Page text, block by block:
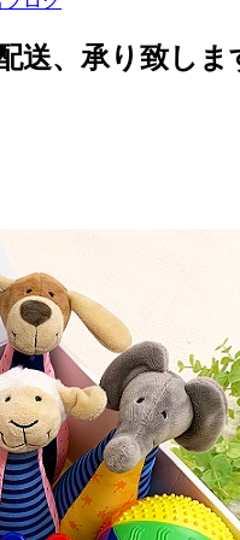
送、承り致しま